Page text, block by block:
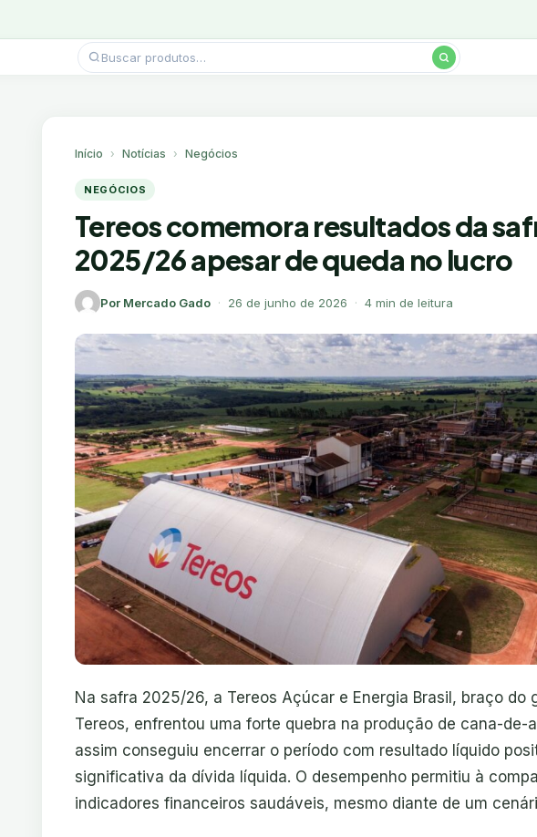
Pesquisar
produtos
Início Notícias Negócios
NEGÓCIOS
Tereos comemora resultados da
2025/26 apesar de queda no lucro
Por Mercado Gado · 26 de junho de 2026 · 4 min de leitura
Na safra 2025/26, a Tereos Açúcar e Energia Brasil, braço do
Tereos, enfrentou uma forte quebra na produção de cana-de-
assim conseguiu encerrar o período com resultado líquido
significativa da dívida líquida. O desempenho permitiu à
indicadores financeiros saudáveis, mesmo diante de um